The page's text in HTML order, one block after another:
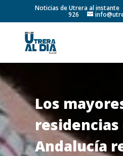
Noticias de Utrera al instante
926
Los
residencias
Andalucía